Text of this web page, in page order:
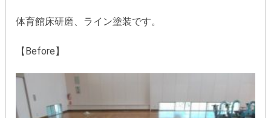
体育館床研磨、ライン塗装です。
【Before】